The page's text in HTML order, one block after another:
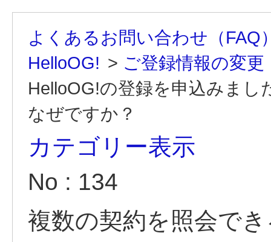
よくあるお問い合わせ（FAQ
HelloOG! > ご登録情報の変更
HelloOG!の登録を申込みま
なぜですか？
カテゴリー表示
No : 134
複数の契約を照会で